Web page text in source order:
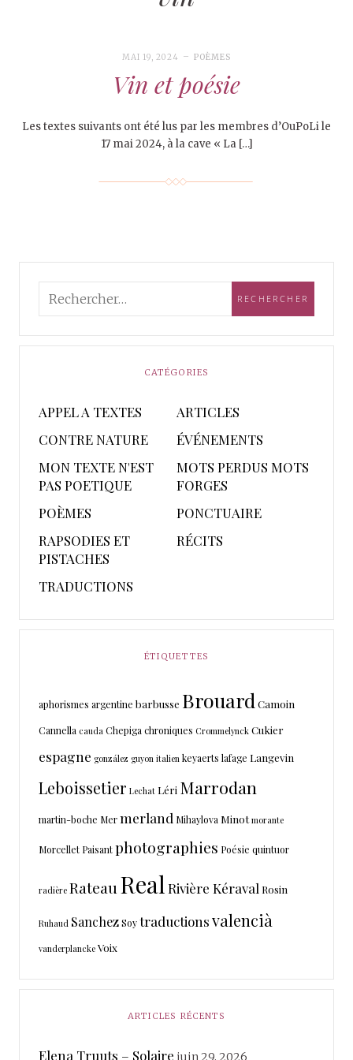
MAI 19, 2024 POÈMES
Vin et poésie
Les textes suivants ont été lus par les membres d’OuPoLi le
17 mai 2024, à la cave « La […]
CATÉGORIES
APPEL A TEXTES
ARTICLES
CONTRE NATURE
ÉVÉNEMENTS
MON TEXTE N'EST
PAS POETIQUE
MOTS PERDUS MOTS
FORGES
POÈMES
PONCTUAIRE
RAPSODIES ET
PISTACHES
RÉCITS
TRADUCTIONS
ÉTIQUETTES
aphorismes argentine barbusse Brouard Camoin
Cannella cauda Chepigachroniques Crommelynck Cukier
espagne gonzález guyon italien keyaerts lafage Langevin
Leboissetier Lechat Léri Marrodan
martin-boche Mermerland Mihaylova Minot morante
Morcellet Paisantphotographies Poésie quintuor
radière RateauReal Rivière Kéraval Rosin
Ruhaud SanchezSoytraductionsvalencià
vanderplancke Voix
ARTICLES RÉCENTS
Elena Truuts – Solaire juin 29, 2026